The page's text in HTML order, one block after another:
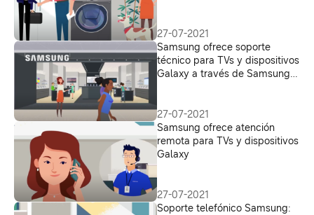
27-07-2021
Samsung ofrece soporte
técnico para TVs y dispositivos
Galaxy a través de Samsung
27-07-2021
Samsung ofrece atención
remota para TVs y dispositivos
Galaxy
27-07-2021
Soporte telefónico Samsung: